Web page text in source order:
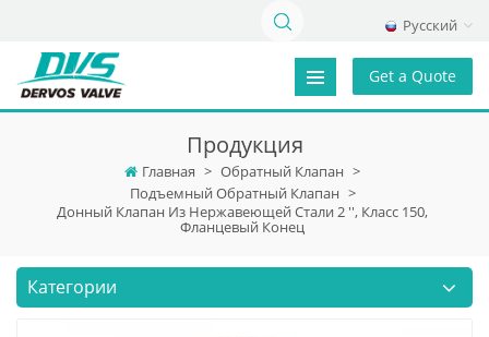
Русский
Get a Quote
Продукция
Главная > Обратный Клапан >
Подъемный Обратный Клапан >
Донный Клапан Из Нержавеющей Стали 2 '', Класс 150,
Фланцевый Конец
Категории